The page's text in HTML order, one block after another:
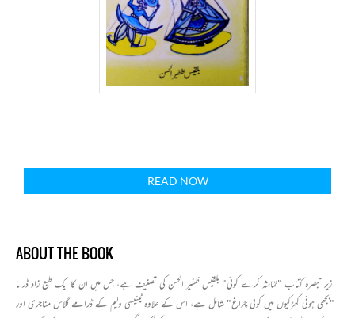
READ NOW
ABOUT THE BOOK
زیر تبصرہ کتاب "تماشہ کرے کوئی" بلقیس ظفیر الحسن کی تصنیف ہے، جس میں ان کا ایک طبع زاد ڈراما
"بجھی ہوئی کھڑکیوں میں کوئی چراغ" شامل ہے، اس کے علاوہ ٹینیسی ولیم کے ڈرامے گلاس مناجری اور